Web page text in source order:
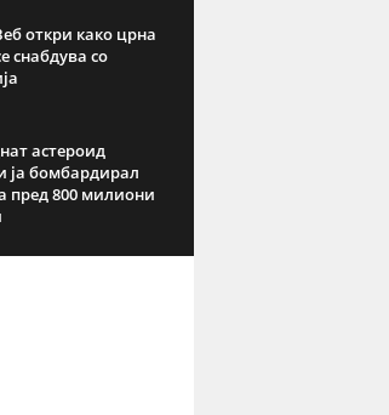
откри како црна
снабдува со
астероид
ја бомбардирал
пред 800 милиони